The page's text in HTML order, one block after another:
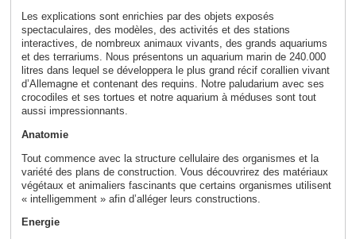
Les explications sont enrichies par des objets exposés
spectaculaires, des modèles, des activités et des stations
interactives, de nombreux animaux vivants, des grands aquariums
et des terrariums. Nous présentons un aquarium marin de 240.000
litres dans lequel se développera le plus grand récif corallien vivant
d’Allemagne et contenant des requins. Notre paludarium avec ses
crocodiles et ses tortues et notre aquarium à méduses sont tout
aussi impressionnants.
Anatomie
Tout commence avec la structure cellulaire des organismes et la
variété des plans de construction. Vous découvrirez des matériaux
végétaux et animaliers fascinants que certains organismes utilisent
« intelligemment » afin d’alléger leurs constructions.
Energie